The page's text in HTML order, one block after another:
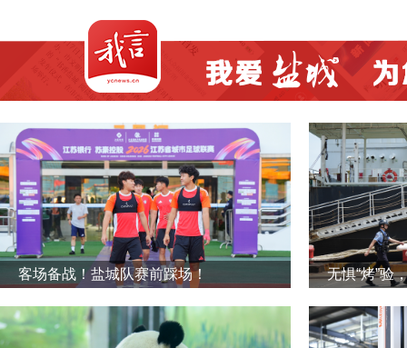
客场备战！盐城队赛前踩场！ 无惧“烤”验